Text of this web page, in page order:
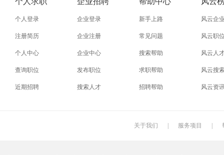
个人登录
注册简历
个人中心
查询职位
近期招聘
企业登录
企业注册
企业中心
发布职位
搜索人才
新手上路
常见问题
搜索帮助
求职帮助
招聘帮助
风云企
风云职
风云人
风云搜
风云资
关于我们 服务项目